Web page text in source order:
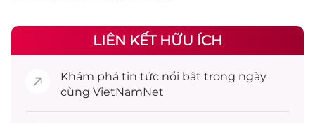
LIÊN KẾT HỮU ÍCH
Khám phá tin tức nổi bật trong ngày
cùng VietNamNet